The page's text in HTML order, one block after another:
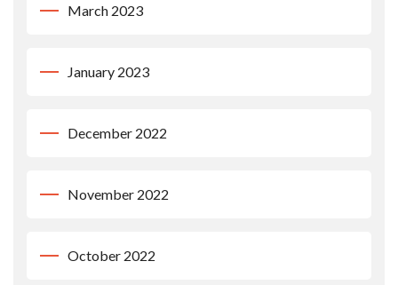
March 2023
January 2023
December 2022
November 2022
October 2022